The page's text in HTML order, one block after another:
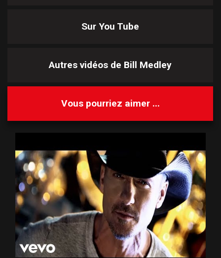
Sur You Tube
Autres vidéos de Bill Medley
Vous pourriez aimer ...